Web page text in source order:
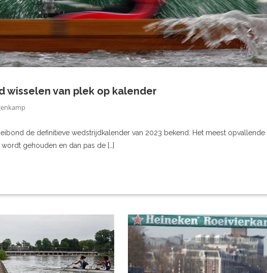
wisselen van plek op kalender
de definitieve wedstrijdkalender van 2023 bekend. Het meest
gehouden en dan pas de […]